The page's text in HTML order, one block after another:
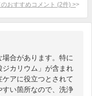
おすすめコメント (2件) >
合があります。特に
ジカリウム」が含まれ
アに役立つとされて
い箇所なので、洗浄